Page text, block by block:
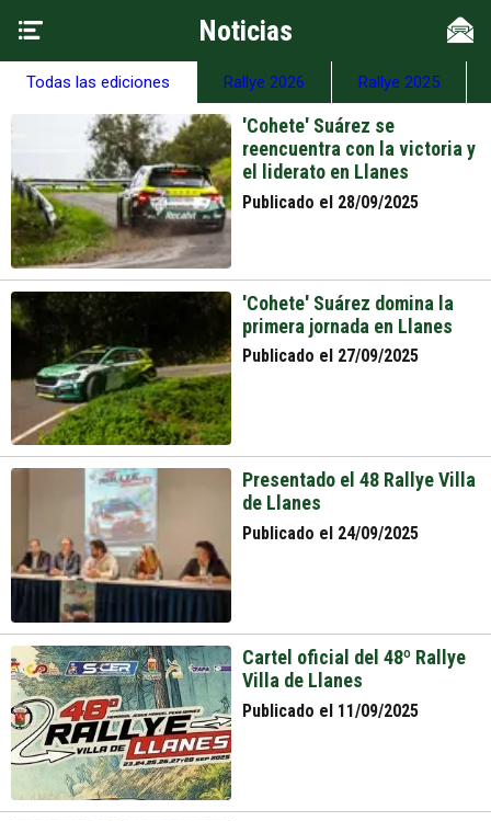
Noticias
Todas las ediciones Rallye 2026 Rallye 2025
'Cohete' Suárez se
reencuentra con la victoria y
el liderato en Llanes
Publicado el 28/09/2025
'Cohete' Suárez domina la
primera jornada en Llanes
Publicado el 27/09/2025
Presentado el 48 Rallye Villa
de Llanes
Publicado el 24/09/2025
Cartel oficial del 48º Rallye
Villa de Llanes
Publicado el 11/09/2025